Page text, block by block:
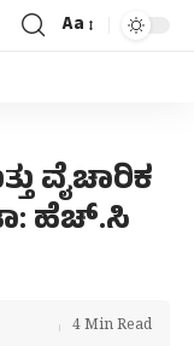
Font
Aa
ವೈಚಾರಿಕ
ಹೆಚ್.ಸಿ
4 Min Read